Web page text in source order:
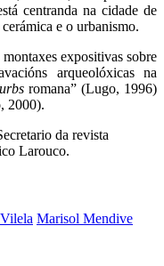
centranda na cidade de
e o urbanismo.
expositivas sobre
arqueolóxicas na
romana” (Lugo, 1996)
2000).
da revista
Larouco.
Marisol Mendive